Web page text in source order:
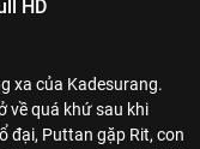
HD
xa của Kadesurang.
về quá khứ sau khi
đại, Puttan gặp Rit, con